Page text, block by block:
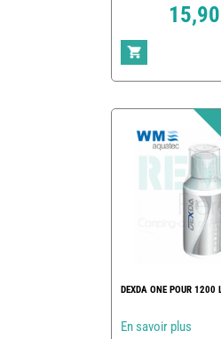
DEXDA ONE POUR 1200
En savoir plus